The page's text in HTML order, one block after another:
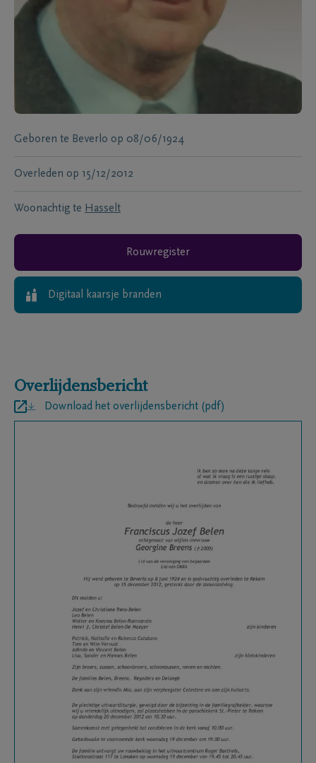
Geboren te Beverlo op 08/06/1924
Overleden op 15/12/2012
Woonachtig te Hasselt
Rouwregister
Digitaal kaarsje branden
Overlijdensbericht
Download het overlijdensbericht (pdf)